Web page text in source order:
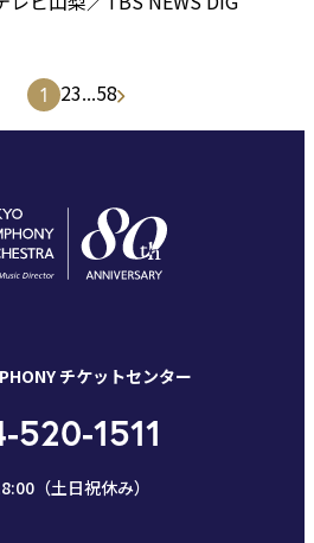
1 23...58
チケットセンター
520-1511
（土日祝休み）